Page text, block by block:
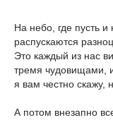
На небо, где пусть
распускаются
Это каждый из нас
тремя чудовищами,
я вам честно
А потом внезапно